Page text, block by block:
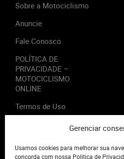
Gerenciar
Usamos cookies para melhorar sua
concorda com nossa Política de
Sobre a Motociclismo
Anuncie
Fale Conosco
POLÍTICA DE
PRIVACIDADE –
MOTOCICLISMO
ONLINE
Termos de Uso
2023 - Editora Motor Midia.